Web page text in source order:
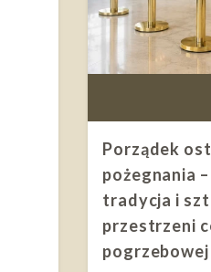
Porządek
pożegnania
tradycja i
przestrzeni
pogrzebowej